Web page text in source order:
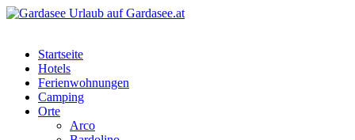
Startseite
Hotels
Ferienwohnungen
Camping
Orte
Arco